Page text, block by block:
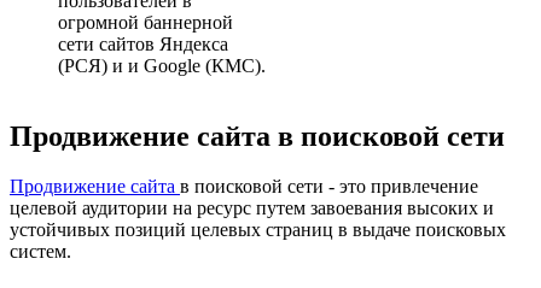
огромной баннерной
сети сайтов Яндекса
(РСЯ) и и Google (КМС).
Продвижение сайта в поисковой сети
Продвижение сайта в поисковой сети - это привлечение
целевой аудитории на ресурс путем завоевания высоких и
устойчивых позиций целевых страниц в выдаче поисковых
систем.